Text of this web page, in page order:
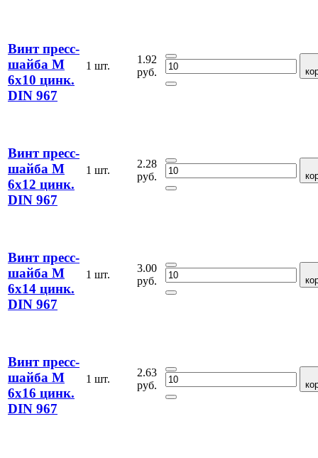
Винт пресс-
шайба М
6х10 цинк.
DIN 967
1 шт.
1.92
руб.
Винт пресс-
шайба М
6х12 цинк.
DIN 967
1 шт.
2.28
руб.
Винт пресс-
шайба М
6х14 цинк.
DIN 967
1 шт.
3.00
руб.
Винт пресс-
шайба М
6х16 цинк.
DIN 967
1 шт.
2.63
руб.